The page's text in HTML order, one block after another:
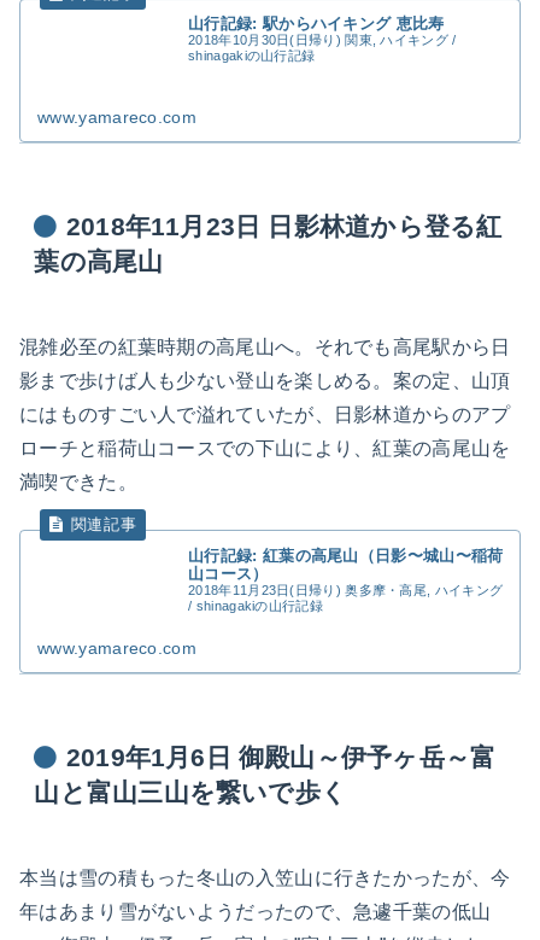
山行記録: 駅からハイキング 恵比寿
2018年10月30日(日帰り) 関東, ハイキング /
shinagakiの山行記録
www.yamareco.com
2018年11月23日 日影林道から登る紅
葉の高尾山
混雑必至の紅葉時期の高尾山へ。それでも高尾駅から日
影まで歩けば人も少ない登山を楽しめる。案の定、山頂
にはものすごい人で溢れていたが、日影林道からのアプ
ローチと稲荷山コースでの下山により、紅葉の高尾山を
満喫できた。
山行記録: 紅葉の高尾山（日影〜城山〜稲荷
山コース）
2018年11月23日(日帰り) 奥多摩・高尾, ハイキング
/ shinagakiの山行記録
www.yamareco.com
2019年1月6日 御殿山～伊予ヶ岳～富
山と富山三山を繋いで歩く
本当は雪の積もった冬山の入笠山に行きたかったが、今
年はあまり雪がないようだったので、急遽千葉の低山